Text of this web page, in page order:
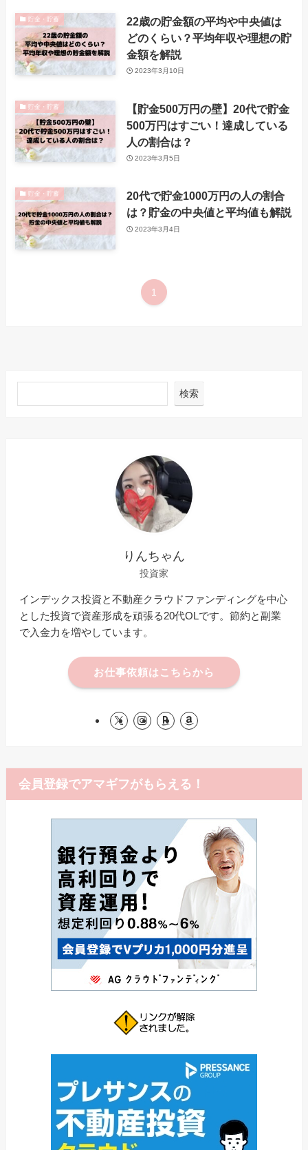
貯金・貯蓄
22歳の貯金額の平均や中央値は
どのくらい？平均年収や理想の貯
金額を解説
2023年3月10日
貯金・貯蓄
【貯金500万円の壁】20代で貯金
500万円はすごい！達成している
人の割合は？
2023年3月5日
貯金・貯蓄
20代で貯金1000万円の人の割合
は？貯金の中央値と平均値も解説
2023年3月4日
1
検索
りんちゃん
投資家
インデックス投資と不動産クラウドファンディングを中心
とした投資で資産形成を頑張る20代OLです。節約と副業
で入金力を増やしています。
お仕事依頼はこちらから
会員登録でアマギフがもらえる！